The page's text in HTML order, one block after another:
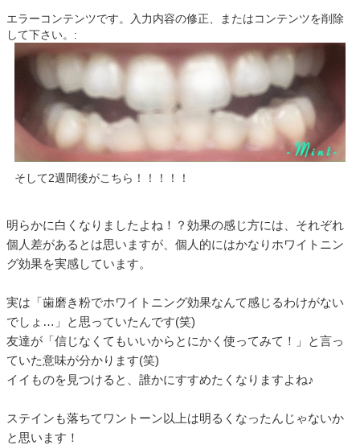
エラーコンテンツです。入力内容の修正、またはコンテンツを削除
して下さい。:
そして2週間後がこちら！！！！！
明らかに白くなりましたよね！？効果の感じ方には、それぞれ
個人差があるとは思いますが、個人的にはかなりホワイトニン
グ効果を実感しています。
実は「歯磨き粉でホワイトニング効果なんて感じるわけがない
でしょ…」と思っていたんです(笑)
友達が「信じなくてもいいからとにかく使ってみて！」と言っ
ていた意味が分かります(笑)
イイものを見つけると、誰かにすすめたくなりますよね♪
ステインも落ちてワントーン以上は明るくなったんじゃないか
と思います！